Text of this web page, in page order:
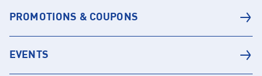
PROMOTIONS & COUPONS
EVENTS